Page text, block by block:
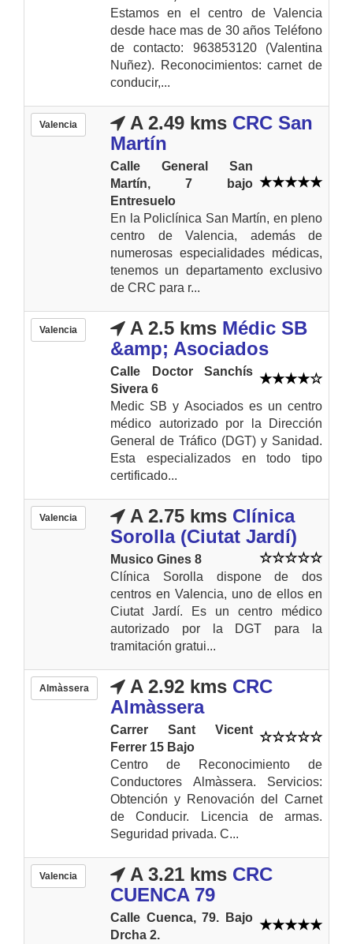
Estamos en el centro de Valencia
desde hace mas de 30 años Teléfono
de contacto: 963853120 (Valentina
Nuñez). Reconocimientos: carnet de
conducir,...
Valencia A 2.49 kms CRC San
Martín
Calle General San
Martín, 7 bajo
Entresuelo
En la Policlínica San Martín, en pleno
centro de Valencia, además de
numerosas especialidades médicas,
tenemos un departamento exclusivo
de CRC para r...
Valencia A 2.5 kms Médic SB
&amp; Asociados
Calle Doctor Sanchís
Sivera 6
Medic SB y Asociados es un centro
médico autorizado por la Dirección
General de Tráfico (DGT) y Sanidad.
Esta especializados en todo tipo
certificado...
Valencia A 2.75 kms Clínica
Sorolla (Ciutat Jardí)
Musico Gines 8
Clínica Sorolla dispone de dos
centros en Valencia, uno de ellos en
Ciutat Jardí. Es un centro médico
autorizado por la DGT para la
tramitación gratui...
Almàssera A 2.92 kms CRC
Almàssera
Carrer Sant Vicent
Ferrer 15 Bajo
Centro de Reconocimiento de
Conductores Almàssera. Servicios:
Obtención y Renovación del Carnet
de Conducir. Licencia de armas.
Seguridad privada. C...
Valencia A 3.21 kms CRC
CUENCA 79
Calle Cuenca, 79. Bajo
Drcha 2.